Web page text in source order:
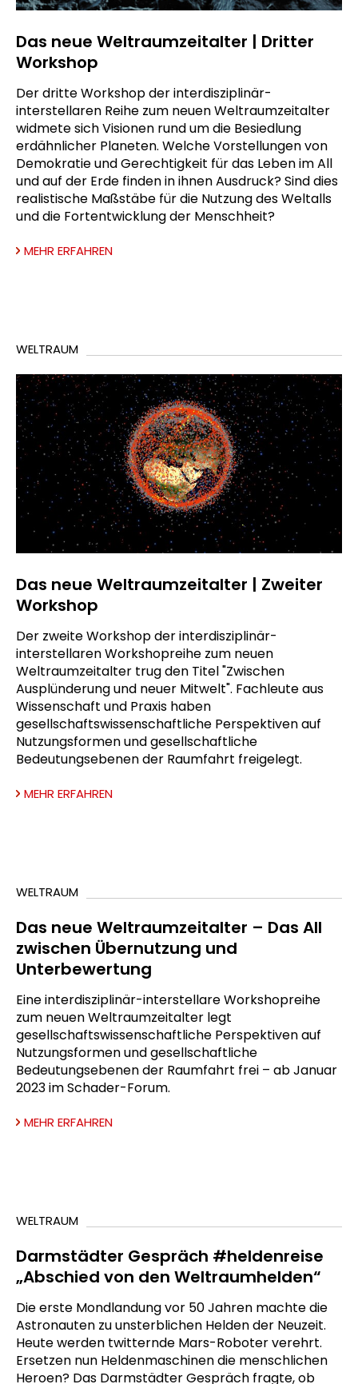
Das neue Weltraumzeitalter | Dritter
Workshop
Der dritte Workshop der interdisziplinär-
interstellaren Reihe zum neuen Weltraumzeitalter
widmete sich Visionen rund um die Besiedlung
erdähnlicher Planeten. Welche Vorstellungen von
Demokratie und Gerechtigkeit für das Leben im All
und auf der Erde finden in ihnen Ausdruck? Sind dies
realistische Maßstäbe für die Nutzung des Weltalls
und die Fortentwicklung der Menschheit?
MEHR ERFAHREN
WELTRAUM
Das neue Weltraumzeitalter | Zweiter
Workshop
Der zweite Workshop der interdisziplinär-
interstellaren Workshopreihe zum neuen
Weltraumzeitalter trug den Titel "Zwischen
Ausplünderung und neuer Mitwelt". Fachleute aus
Wissenschaft und Praxis haben
gesellschaftswissenschaftliche Perspektiven auf
Nutzungsformen und gesellschaftliche
Bedeutungsebenen der Raumfahrt freigelegt.
MEHR ERFAHREN
WELTRAUM
Das neue Weltraumzeitalter – Das All
zwischen Übernutzung und
Unterbewertung
Eine interdisziplinär-interstellare Workshopreihe
zum neuen Weltraumzeitalter legt
gesellschaftswissenschaftliche Perspektiven auf
Nutzungsformen und gesellschaftliche
Bedeutungsebenen der Raumfahrt frei – ab Januar
2023 im Schader-Forum.
MEHR ERFAHREN
WELTRAUM
Darmstädter Gespräch #heldenreise
„Abschied von den Weltraumhelden“
Die erste Mondlandung vor 50 Jahren machte die
Astronauten zu unsterblichen Helden der Neuzeit.
Heute werden twitternde Mars-Roboter verehrt.
Ersetzen nun Heldenmaschinen die menschlichen
Heroen? Das Darmstädter Gespräch fragte, ob